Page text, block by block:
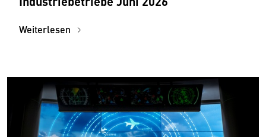
Weiterlesen